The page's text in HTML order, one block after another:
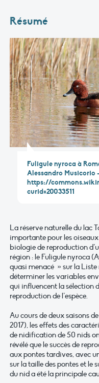
Résumé
Fuligule nyroca à
Alessandro Musicorio
https://
curid=20033511
La réserve naturelle du lac
importante pour les oiseaux
biologie de reproduction
région : le Fuligule nyroca
quasi menacé » sur la Liste
déterminer les variables
qui influencent la sélection
reproduction de l’espèce.
Au cours de deux saisons
2017), les effets des
de nidification de 50 nids
révélé que le succès de
aux pontes tardives, avec
sur la taille des pontes et le
du nid a été la principale